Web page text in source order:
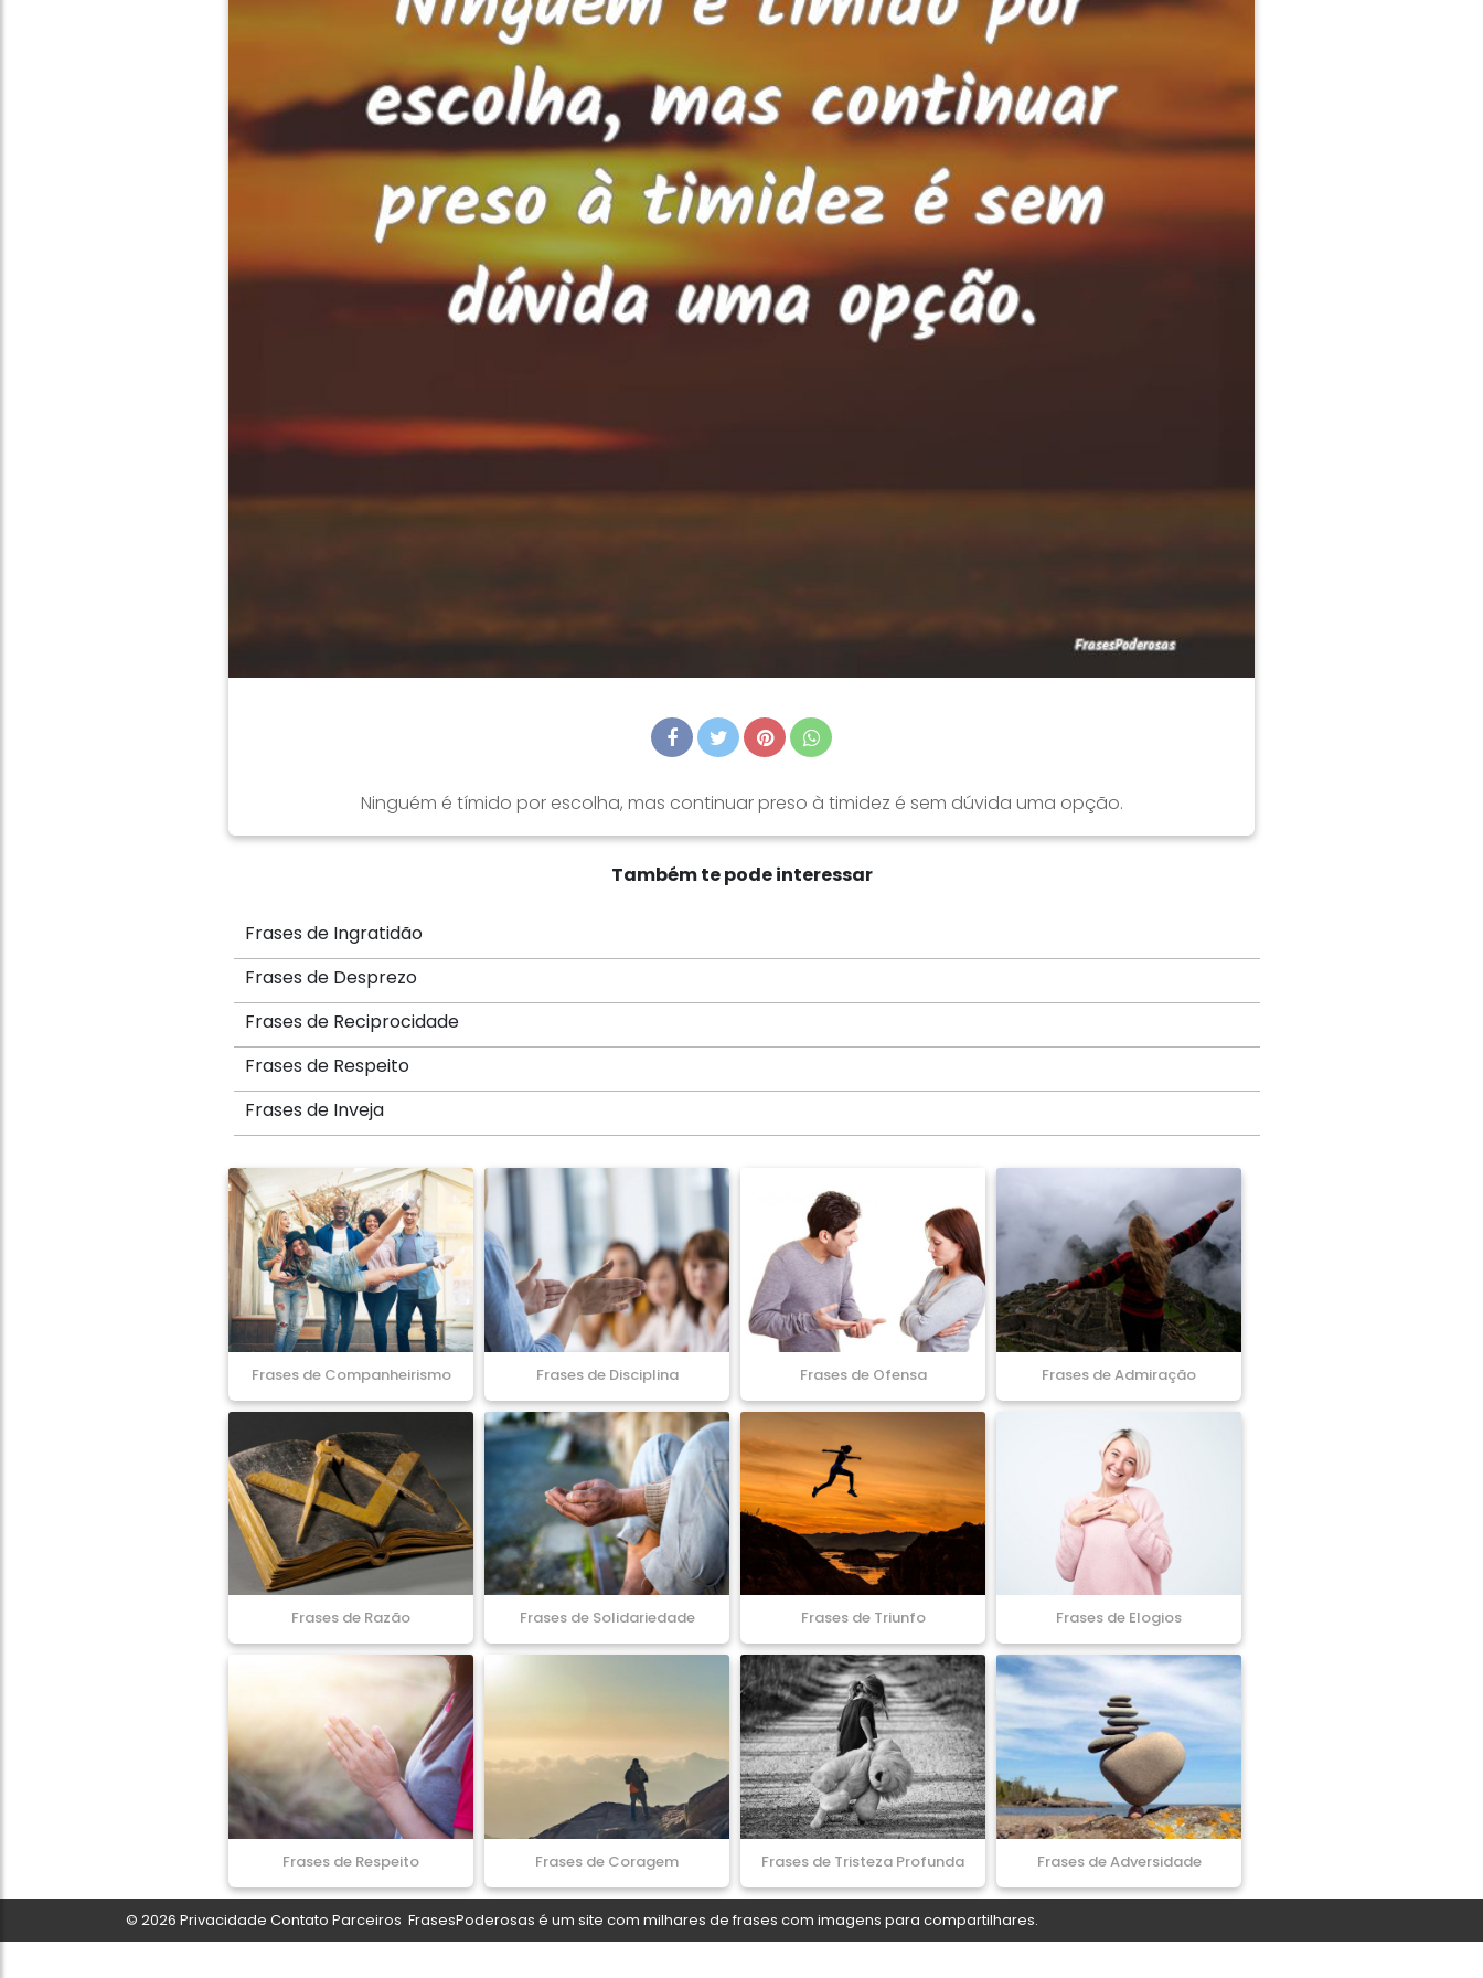
Ninguém é tímido por escolha, mas continuar preso à timidez é sem dúvida uma opção.
Também te pode interessar
Frases de Ingratidão
Frases de Desprezo
Frases de Reciprocidade
Frases de Respeito
Frases de Inveja
Frases de Companheirismo Frases de Disciplina Frases de Ofensa Frases de Admiração
Frases de Razão Frases de Solidariedade Frases de Triunfo Frases de Elogios
Frases de Respeito Frases de Coragem Frases de Tristeza Profunda Frases de Adversidade
© 2026 Privacidade Contato Parceiros FrasesPoderosas é um site com milhares de frases com imagens para compartilhares.